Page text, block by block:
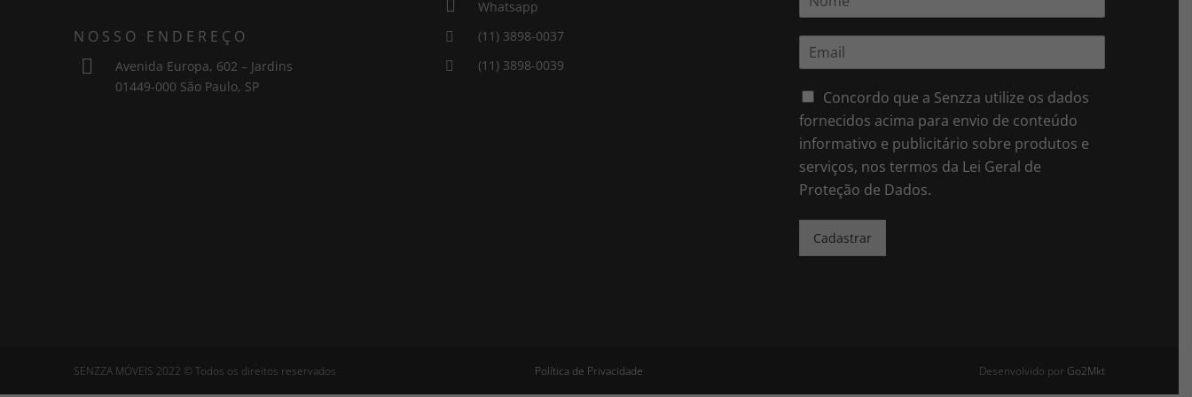
NOSSO ENDEREÇO

Avenida Europa, 602 – Jardins
01449-000 São Paulo, SP
 Whatsapp
 (11) 3898-0037
 (11) 3898-0039
E
m
i
l
*
Concordo que a Senzza utilize os dados
fornecidos acima para envio de conteúdo
informativo e publicitário sobre produtos e
serviços, nos termos da Lei Geral de
Proteção de Dados.
Cadastrar
SENZZA MÓVEIS 2022 © Todos os direitos reservados Política de Privacidade Desenvolvido por Go2Mkt